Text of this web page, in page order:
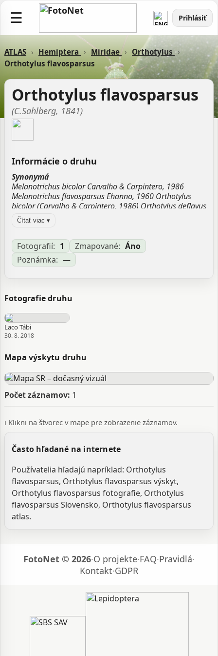
☰ Prihlásiť
ATLAS › Hemiptera › Miridae › Orthotylus ›
Orthotylus flavosparsus
Orthotylus flavosparsus
(C.Sahlberg, 1841)
Informácie o druhu
Synonymá
Melanotrichus bicolor Carvalho & Carpintero, 1986
Melanotrichus flavosparsus Ehanno, 1960 Orthotylus
bicolor (Carvalho & Carpintero, 1986) Orthotylus deflavus
Stichel, 1957 Orthotylus flavosparus deflava Stichel, 1957
Orthotylus flavosponsus Gollner-Scheiding, 1974
nigropilosus Carvalho, 1958 Orthotylus parallelus
Carvalho, 1958 Orthotylus pulchellus (Reuter, 1874)
Orthotylus viridipennis (Dahlbom, 1851) Orthotylus
Zdroj:GBIF
Aktualizované: Laco Tábi, 29.03.2026 10:22
Čítať viac ▾
Fotografií: 1 Zmapované: Áno
Poznámka: —
Fotografie druhu
Laco Tábi
30. 8. 2018
Mapa výskytu druhu
Počet záznamov: 1
ℹ️ Klikni na štvorec v mape pre zobrazenie záznamov.
Často hľadané na internete
Používatelia hľadajú napríklad: Orthotylus
flavosparsus, Orthotylus flavosparsus výskyt,
Orthotylus flavosparsus fotografie, Orthotylus
flavosparsus Slovensko, Orthotylus flavosparsus
atlas.
FotoNet © 2026·O projekte·FAQ·Pravidlá·
Kontakt·GDPR